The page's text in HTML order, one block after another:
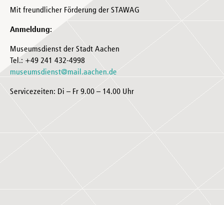
Mit freundlicher Förderung der STAWAG
Anmeldung:
Museumsdienst der Stadt Aachen
Tel.: +49 241 432-4998
museumsdienst@mail.aachen.de
Servicezeiten: Di – Fr 9.00 – 14.00 Uhr